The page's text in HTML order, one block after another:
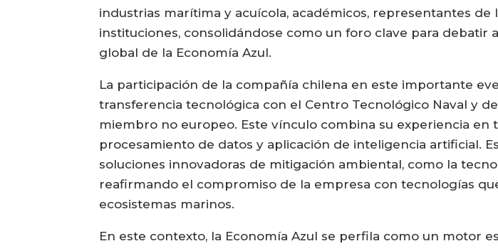
industrias marítima y acuícola, académicos, representantes de
instituciones, consolidándose como un foro clave para
global de la Economía Azul.
La participación de la compañía chilena en este importante
transferencia tecnológica con el Centro Tecnológico Naval y
miembro no europeo. Este vínculo combina su experiencia
procesamiento de datos y aplicación de inteligencia artificial.
soluciones innovadoras de mitigación ambiental, como la
reafirmando el compromiso de la empresa con tecnologías
ecosistemas marinos.
En este contexto, la Economía Azul se perfila como un motor